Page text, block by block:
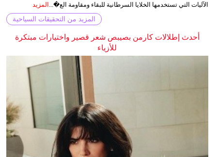
الآليات التي تستخدمها الخلايا السرطانية للبقاء ومقاومة الع�... المزيد
المزيد من التحقيقات السياحية
أحدث إطلالات كارمن بصيبص شعر قصير واختيارات مبتكرة
للأزياء